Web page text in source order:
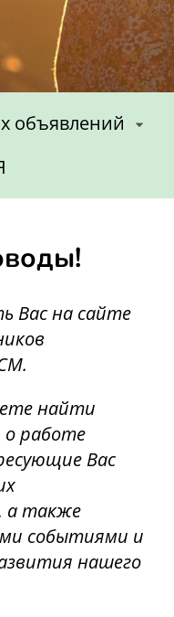
объявлений
Вас на сайте
найти
работе
Вас
а также
событиями и
нашего